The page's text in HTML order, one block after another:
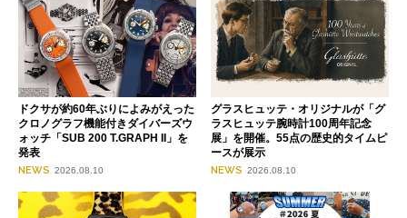
ドクサが約60年ぶりによみがえった
クロノグラフ機能付きダイバーズウ
ォッチ「SUB 200 T.GRAPH II」を
発表
NEWS 2026.08.10
グラスヒュッテ・オリジナルが「グ
ラスヒュッテ腕時計100周年記念
展」を開催。55点の歴史的タイムピ
ースが展示
NEWS 2026.08.10